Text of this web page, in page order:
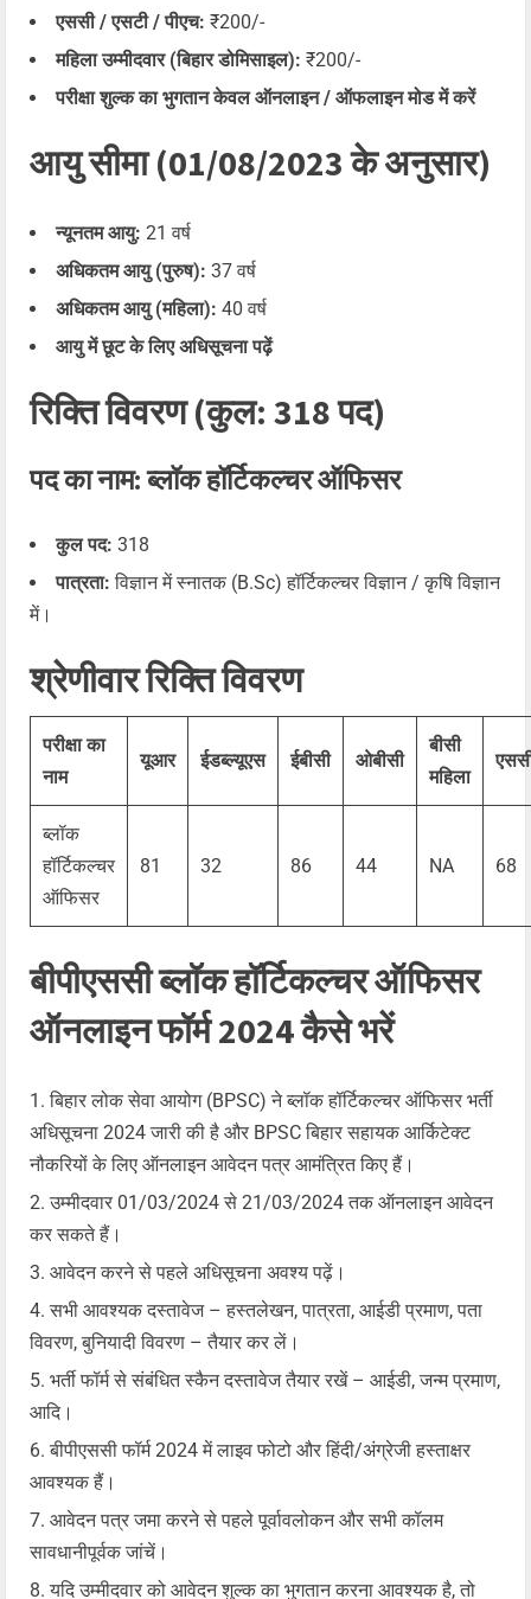
एससी / एसटी / पीएच: ₹200/-
महिला उम्मीदवार (बिहार डोमिसाइल): ₹200/-
परीक्षा शुल्क का भुगतान केवल ऑनलाइन / ऑफलाइन मोड में करें
आयु सीमा (01/08/2023 के अनुसार)
न्यूनतम आयु: 21 वर्ष
अधिकतम आयु (पुरुष): 37 वर्ष
अधिकतम आयु (महिला): 40 वर्ष
आयु में छूट के लिए अधिसूचना पढ़ें
रिक्ति विवरण (कुल: 318 पद)
पद का नाम: ब्लॉक हॉर्टिकल्चर ऑफिसर
कुल पद: 318
पात्रता: विज्ञान में स्नातक (B.Sc) हॉर्टिकल्चर विज्ञान / कृषि विज्ञान
में।
श्रेणीवार रिक्ति विवरण
परीक्षा का
नाम
यूआर ईडब्ल्यूएस ईबीसी ओबीसी
बीसी
महिला
ब्लॉक
हॉर्टिकल्चर
ऑफिसर
81 32 86 44 NA 68
बीपीएससी ब्लॉक हॉर्टिकल्चर ऑफिसर
ऑनलाइन फॉर्म 2024 कैसे भरें
बिहार लोक सेवा आयोग (BPSC) ने ब्लॉक हॉर्टिकल्चर ऑफिसर भर्ती
अधिसूचना 2024 जारी की है और BPSC बिहार सहायक आर्किटेक्ट
नौकरियों के लिए ऑनलाइन आवेदन पत्र आमंत्रित किए हैं।
उम्मीदवार 01/03/2024 से 21/03/2024 तक ऑनलाइन आवेदन
कर सकते हैं।
आवेदन करने से पहले अधिसूचना अवश्य पढ़ें।
सभी आवश्यक दस्तावेज – हस्तलेखन, पात्रता, आईडी प्रमाण, पता
विवरण, बुनियादी विवरण – तैयार कर लें।
भर्ती फॉर्म से संबंधित स्कैन दस्तावेज तैयार रखें – आईडी, जन्म प्रमाण,
आदि।
बीपीएससी फॉर्म 2024 में लाइव फोटो और हिंदी/अंग्रेजी हस्ताक्षर
आवश्यक हैं।
आवेदन पत्र जमा करने से पहले पूर्वावलोकन और सभी कॉलम
सावधानीपूर्वक जांचें।
यदि उम्मीदवार को आवेदन शुल्क का भुगतान करना आवश्यक है, तो